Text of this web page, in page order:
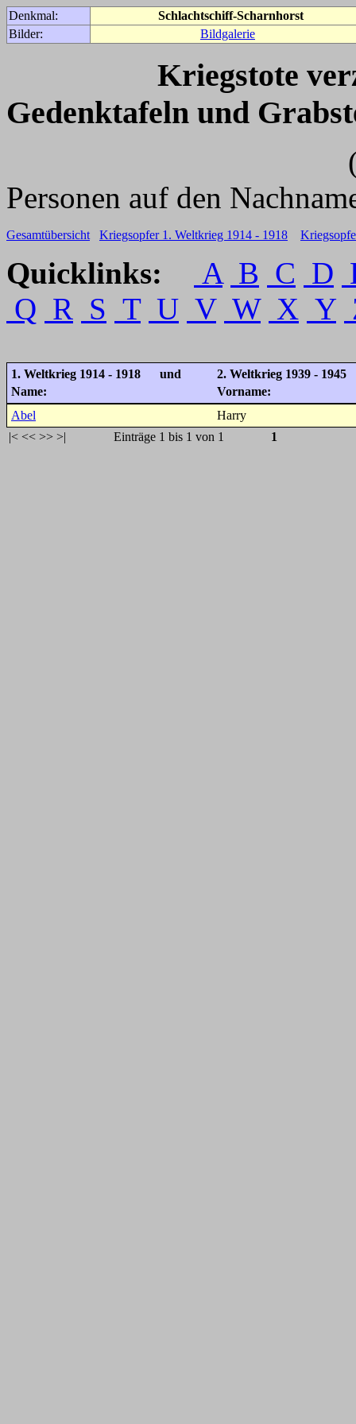
Denkmal:
Schlachtschiff-Scharnhorst
Bilder:
Bildgalerie
Kriegstote
Gedenktafeln und
(Für weitere
Personen auf den
Gesamtübersicht Kriegsopfer 1. Weltkrieg 1914 - 1918
Quicklinks: A B C D
Q R S T U V W X Y
1. Weltkrieg 1914 - 1918 und
2. Weltkrieg 1939 - 1945
Name:
Vorname:
Abel
Harry
|< << >> >| Einträge 1 bis 1 von 1 1